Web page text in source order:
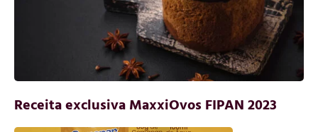
Receita exclusiva MaxxiOvos FIPAN 2023